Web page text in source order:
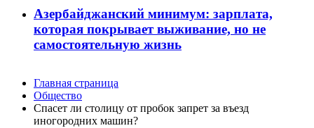
Азербайджанский минимум: зарплата,
которая покрывает выживание, но не
самостоятельную жизнь
Главная страница
Общество
Спасет ли столицу от пробок запрет за въезд
иногородних машин?